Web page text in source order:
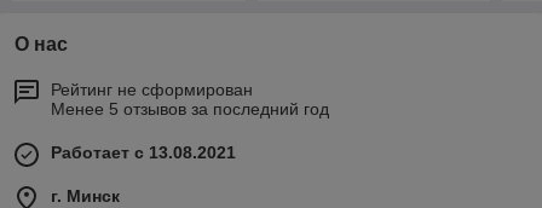
О нас
Рейтинг не сформирован
Менее 5 отзывов за последний год
Работает с 13.08.2021
г. Минск